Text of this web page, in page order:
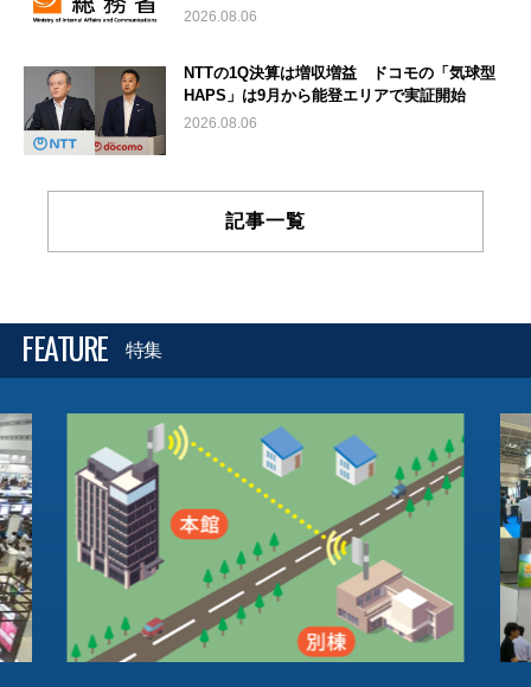
2026.08.06
NTTの1Q決算は増収増益 ドコモの「気球型
HAPS」は9月から能登エリアで実証開始
2026.08.06
記事一覧
FEATURE 特集